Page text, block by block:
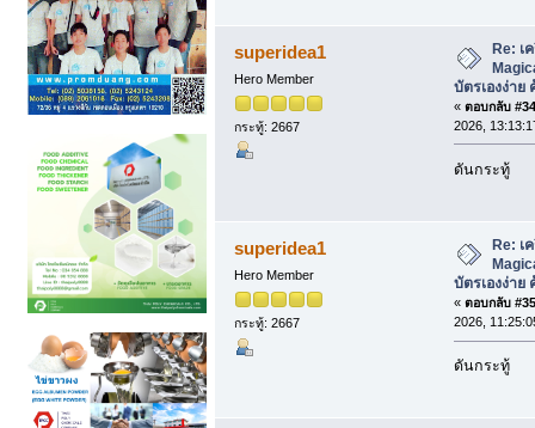
superidea1
Hero Member
กระทู้: 2667
Re: เ
บัตรเองง่าย
« ตอบกลับ
2026,
ดันกระทู้
superidea1
Hero Member
กระทู้: 2667
Re: เ
บัตรเองง่าย
« ตอบกลับ
2026,
ดันกระทู้